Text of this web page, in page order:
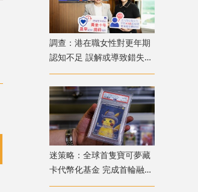
調查：港在職女性對更年期
認知不足 誤解或導致錯失
「黃金預防期」
迷策略：全球首隻寶可夢藏
卡代幣化基金 完成首輪融資
兼獲超購